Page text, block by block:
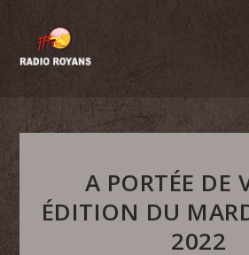
A PORTÉE DE
ÉDITION DU
2022